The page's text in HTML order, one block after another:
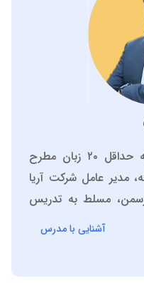
مهدی عباسی هستم، مسلط به حداقل ۲۰ زبان مطرح
مدیر عامل شرکت آریا
درسمن، مسلط به تدریس
پایگاه داده
آشنایی با مدرس